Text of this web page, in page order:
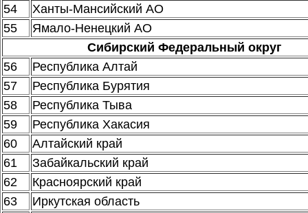
54
Ханты-Мансийский АО
55
Ямало-Ненецкий АО
Сибирский Федеральный округ
56
Республика Алтай
57
Республика Бурятия
58
Республика Тыва
59
Республика Хакасия
60
Алтайский край
61
Забайкальский край
62
Красноярский край
63
Иркутская область